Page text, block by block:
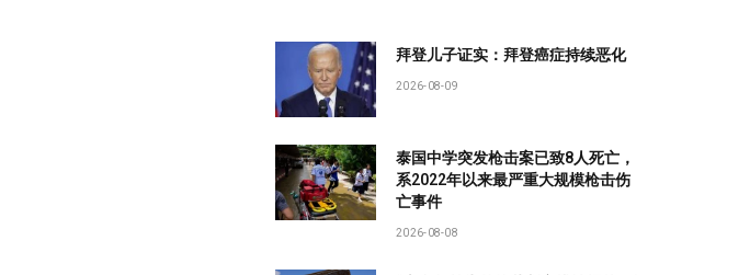
拜登儿子证实：拜登癌症持续恶化
2026-08-09
泰国中学突发枪击案已致8人死亡，
系2022年以来最严重大规模枪击伤
亡事件
2026-08-08